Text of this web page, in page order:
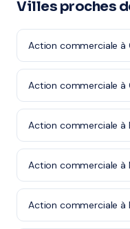
Villes proches
Action commerciale à
Action commerciale à
Action commerciale à
Action commerciale à
Action commerciale à